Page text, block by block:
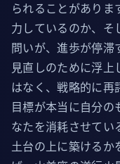
られることがありま
力しているのか、そ
問いが、進歩が停滞
見直しのために浮上
はなく、戦略的に再
目標が本当に自分の
なたを消耗させてい
土台の上に築けるか